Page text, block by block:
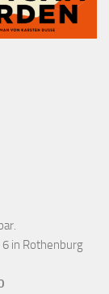
in Rothenburg